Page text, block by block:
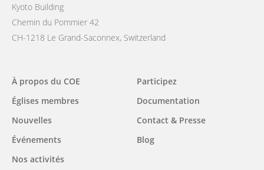
Kyoto Building
Chemin du Pommier 42
CH-1218 Le Grand-Saconnex, Switzerland
Main
navigation
À propos du COE
Églises membres
Nouvelles
Événements
Nos activités
Participez
Documentation
Contact & Presse
Blog